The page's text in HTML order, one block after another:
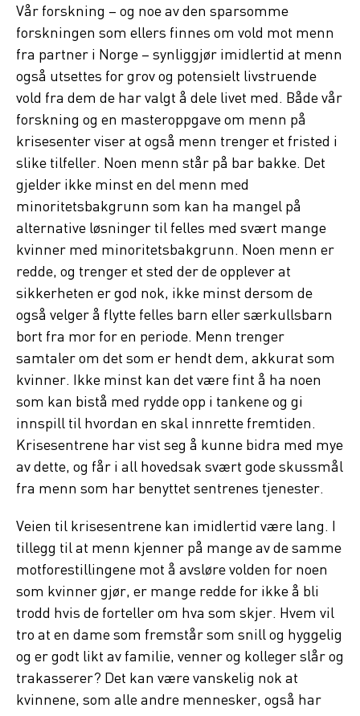
Vår forskning – og noe av den sparsomme
forskningen som ellers finnes om vold mot menn
fra partner i Norge – synliggjør imidlertid at menn
også utsettes for grov og potensielt livstruende
vold fra dem de har valgt å dele livet med. Både vår
forskning og en masteroppgave om menn på
krisesenter viser at også menn trenger et fristed i
slike tilfeller. Noen menn står på bar bakke. Det
gjelder ikke minst en del menn med
minoritetsbakgrunn som kan ha mangel på
alternative løsninger til felles med svært mange
kvinner med minoritetsbakgrunn. Noen menn er
redde, og trenger et sted der de opplever at
sikkerheten er god nok, ikke minst dersom de
også velger å flytte felles barn eller særkullsbarn
bort fra mor for en periode. Menn trenger
samtaler om det som er hendt dem, akkurat som
kvinner. Ikke minst kan det være fint å ha noen
som kan bistå med rydde opp i tankene og gi
innspill til hvordan en skal innrette fremtiden.
Krisesentrene har vist seg å kunne bidra med mye
av dette, og får i all hovedsak svært gode skussmål
fra menn som har benyttet sentrenes tjenester.
Veien til krisesentrene kan imidlertid være lang. I
tillegg til at menn kjenner på mange av de samme
motforestillingene mot å avsløre volden for noen
som kvinner gjør, er mange redde for ikke å bli
trodd hvis de forteller om hva som skjer. Hvem vil
tro at en dame som fremstår som snill og hyggelig
og er godt likt av familie, venner og kolleger slår og
trakasserer? Det kan være vanskelig nok at
kvinnene, som alle andre mennesker, også har